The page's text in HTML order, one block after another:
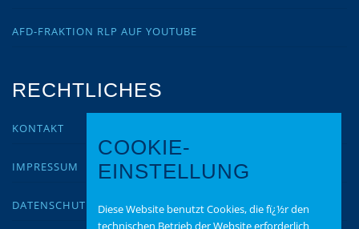
AFD-FRAKTION RLP AUF YOUTUBE
RECHTLICHES
KONTAKT
IMPRESSUM
DATENSCHUTZ
COOKIE-
EINSTELLUNG
Diese Website benutzt Cookies, die fï¿½r den
technischen Betrieb der Website erforderlich